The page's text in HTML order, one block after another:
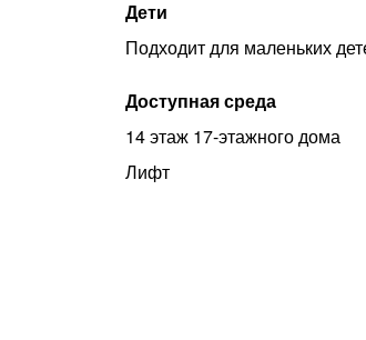
Дети
Подходит для маленьких
Доступная среда
14 этаж 17-этажного дома
Лифт